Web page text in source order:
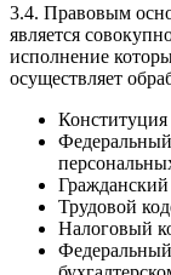
3.4. Правовым
является
исполнение
осуществляет
Трудовой
Налоговый